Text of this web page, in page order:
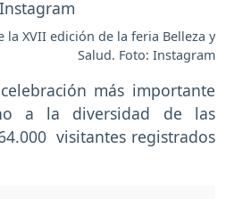
la XVII edición de la feria Belleza y
Salud. Foto: Instagram
más importante
a la diversidad de las
visitantes registrados